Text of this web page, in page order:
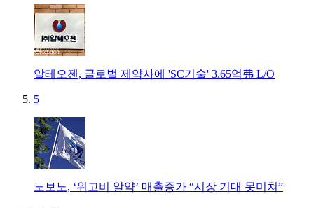
알테오젠, 글로벌 제약사에 'SC기술' 3.65억弗 L/O
5
노보노, ‘위고비 알약’ 매출증가 “시장 기대 못미쳐”